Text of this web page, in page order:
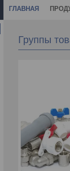
ГЛАВНАЯ
Группы